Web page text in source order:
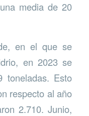
media de 20
en el que se
en 2023 se
toneladas. Esto
respecto al año
2.710. Junio,